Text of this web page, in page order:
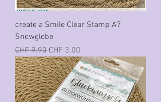
create a Smile Clear Stamp A7
Snowglobe
Standardpreis
CHF 9.90 Sale-Preis
CHF 3.00